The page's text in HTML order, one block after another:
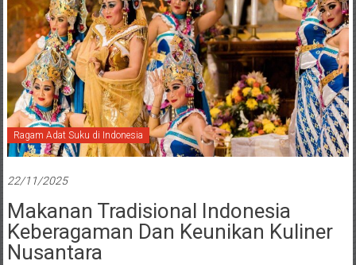
Ragam Adat Suku di Indonesia
22/11/2025
Makanan Tradisional Indonesia
Keberagaman Dan Keunikan Kuliner
Nusantara